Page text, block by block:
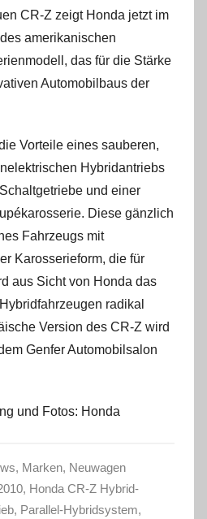
CR-Z zeigt Honda jetzt im
amerikanischen
das für die Stärke
Automobilbaus der
Vorteile eines sauberen,
Hybridantriebs
und einer
Diese gänzlich
Fahrzeugs mit
Karosserieform, die für
aus Sicht von Honda das
radikal
Version des CR-Z wird
Genfer Automobilsalon
und Fotos: Honda
, Marken, Neuwagen
, Honda CR-Z Hybrid-
, Parallel-Hybridsystem,